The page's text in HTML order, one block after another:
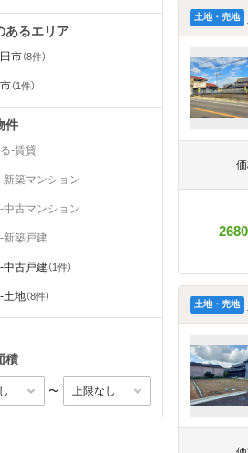
土地・売地
土地・売地
あるエリア
市（8件）
（1件）
件
-賃貸
新築マンション
中古マンション
新築戸建
中古戸建（1件）
土地（8件）
積
〜